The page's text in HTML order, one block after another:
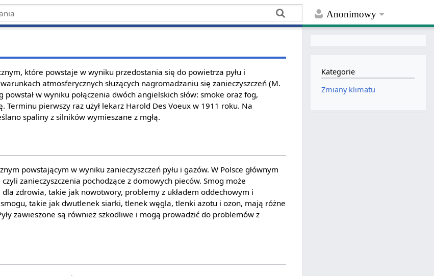
Anonimowy
które powstaje w wyniku przedostania się do powietrza pyłu i
atmosferycznych służących nagromadzaniu się zanieczyszczeń (M.
powstał w wyniku połączenia dwóch angielskich słów: smoke oraz fog,
Terminu pierwszy raz użył lekarz Harold Des Voeux w 1911 roku. Na
spaliny z silników wymieszane z mgłą.
powstającym w wyniku zanieczyszczeń pyłu i gazów. W Polsce głównym
zanieczyszczenia pochodzące z domowych pieców. Smog może
zdrowia, takie jak nowotwory, problemy z układem oddechowym i
takie jak dwutlenek siarki, tlenek węgla, tlenki azotu i ozon, mają różne
zawieszone są również szkodliwe i mogą prowadzić do problemów z
Kategorie
Zmiany klimatu